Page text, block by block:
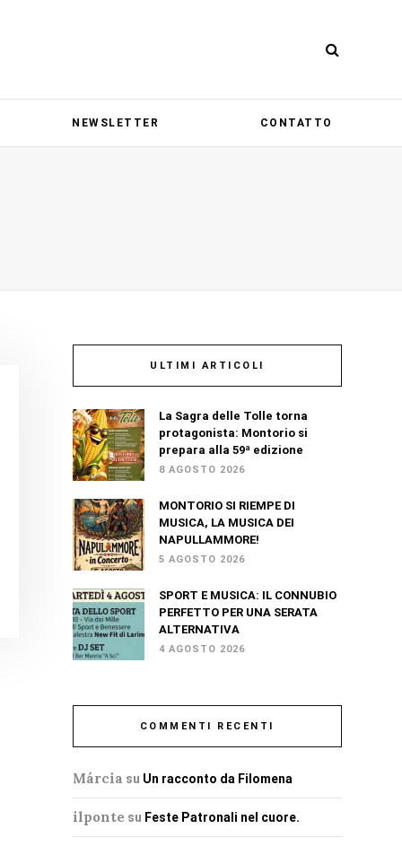
NEWSLETTER CONTATTO
ULTIMI ARTICOLI
La Sagra delle Tolle torna
protagonista: Montorio si
prepara alla 59ª edizione
8 AGOSTO 2026
MONTORIO SI RIEMPE DI
MUSICA, LA MUSICA DEI
NAPULLAMMORE!
5 AGOSTO 2026
SPORT E MUSICA: IL CONNUBIO
PERFETTO PER UNA SERATA
ALTERNATIVA
4 AGOSTO 2026
COMMENTI RECENTI
Márcia su Un racconto da Filomena
ilponte su Feste Patronali nel cuore.